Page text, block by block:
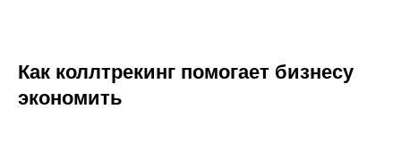
Как коллтрекинг помогает бизнесу
экономить